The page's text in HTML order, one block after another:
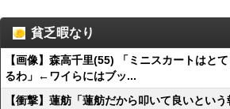
貧乏暇なり
【画像】森高千里(55) 「ミニスカートはと
るわ」←ワイらにはブッ...
【衝撃】蓮舫「蓮舫だから叩いて良いとい